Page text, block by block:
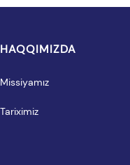
HAQQIMIZDA
Missiyamız
Tariximiz